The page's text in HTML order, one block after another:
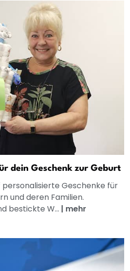
dein Geschenk zur Geburt
personalisierte Geschenke für
und deren Familien.
bestickte W... | mehr